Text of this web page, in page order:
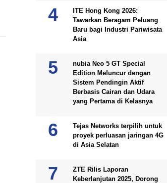
ITE Hong Kong 2026:
Tawarkan Beragam Peluang
Baru bagi Industri Pariwisata
Asia
nubia Neo 5 GT Special
Edition Meluncur dengan
Sistem Pendingin Aktif
Berbasis Cairan dan Udara
yang Pertama di Kelasnya
Tejas Networks terpilih untuk
proyek perluasan jaringan 4G
di Asia Selatan
ZTE Rilis Laporan
Keberlanjutan 2025, Dorong